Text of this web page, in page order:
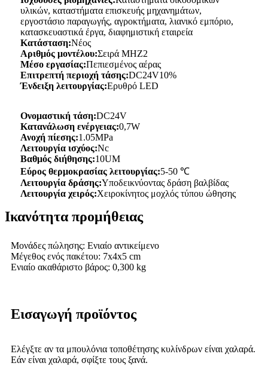
υλικών, καταστήματα επισκευής μηχανημάτων,
εργοστάσιο παραγωγής, αγροκτήματα, λιανικό εμπόριο,
κατασκευαστικά έργα, διαφημιστική εταιρεία
Κατάσταση:Νέος
Αριθμός μοντέλου:Σειρά MHZ2
Μέσο εργασίας:Πεπιεσμένος αέρας
Επιτρεπτή περιοχή τάσης:DC24V10%
Ένδειξη λειτουργίας:Ερυθρό LED
Ονομαστική τάση:DC24V
Κατανάλωση ενέργειας:0,7W
Ανοχή πίεσης:1.05MPa
Λειτουργία ισχύος:Nc
Βαθμός διήθησης:10UM
Εύρος θερμοκρασίας λειτουργίας:5-50 ℃
Λειτουργία δράσης:Υποδεικνύοντας δράση βαλβίδας
Λειτουργία χειρός:Χειροκίνητος μοχλός τύπου ώθησης
Ικανότητα προμήθειας
Μονάδες πώλησης: Ενιαίο αντικείμενο
Μέγεθος ενός πακέτου: 7x4x5 cm
Ενιαίο ακαθάριστο βάρος: 0,300 kg
Εισαγωγή προϊόντος
Ελέγξτε αν τα μπουλόνια τοποθέτησης κυλίνδρων είναι χαλαρά.
Εάν είναι χαλαρά, σφίξτε τους ξανά.